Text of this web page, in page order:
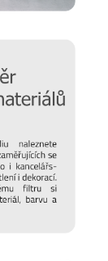
Protože
údržba,
, jak se
vyvarovat >>